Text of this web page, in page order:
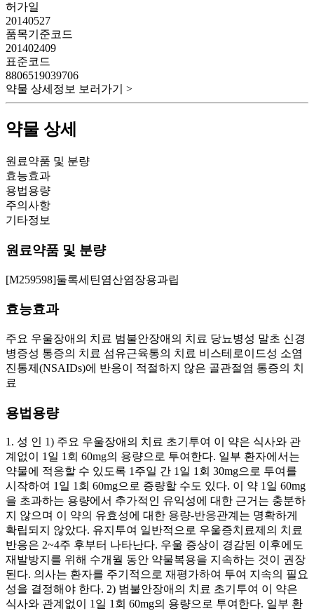
허가일
20140527
품목기준코드
201402409
표준코드
8806519039706
약물 상세정보 보러가기 >
약물 상세
원료약품 및 분량
효능효과
용법용량
주의사항
기타정보
원료약품 및 분량
[M259598]둘록세틴염산염장용과립
효능효과
주요 우울장애의 치료 범불안장애의 치료 당뇨병성 말초 신경
병증성 통증의 치료 섬유근육통의 치료 비스테로이드성 소염
진통제(NSAIDs)에 반응이 적절하지 않은 골관절염 통증의 치
료
용법용량
1. 성 인 1) 주요 우울장애의 치료 초기투여 이 약은 식사와 관
계없이 1일 1회 60mg의 용량으로 투여한다. 일부 환자에서는
약물에 적응할 수 있도록 1주일 간 1일 1회 30mg으로 투여를
시작하여 1일 1회 60mg으로 증량할 수도 있다. 이 약 1일 60mg
을 초과하는 용량에서 추가적인 유익성에 대한 근거는 충분하
지 않으며 이 약의 유효성에 대한 용량-반응관계는 명확하게
확립되지 않았다. 유지투여 일반적으로 우울증치료제의 치료
반응은 2~4주 후부터 나타난다. 우울 증상이 경감된 이후에도
재발방지를 위해 수개월 동안 약물복용을 지속하는 것이 권장
된다. 의사는 환자를 주기적으로 재평가하여 투여 지속의 필요
성을 결정해야 한다. 2) 범불안장애의 치료 초기투여 이 약은
식사와 관계없이 1일 1회 60mg의 용량으로 투여한다. 일부 환